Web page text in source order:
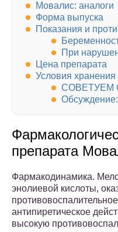
Мовалис: аналоги
Форма выпуска
Показания и
При
Цена препарата
Условия
СОВЕТУЕМ
препарата
Фармакодинамика.
энолиевой кислоты,
антипиретическое
высокую